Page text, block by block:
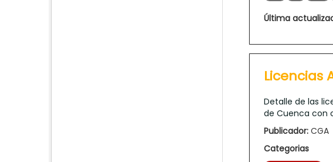
Última
Licencias
Detalle de las
de Cuenca con
Publicador: CGA
Categorias